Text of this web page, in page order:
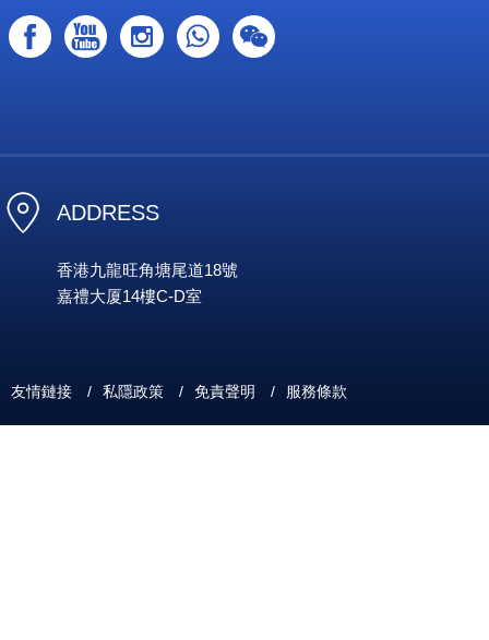
ADDRESS
香港九龍旺角塘尾道18號
嘉禮大厦14樓C-D室
友情鏈接 / 私隱政策 / 免責聲明 / 服務條款